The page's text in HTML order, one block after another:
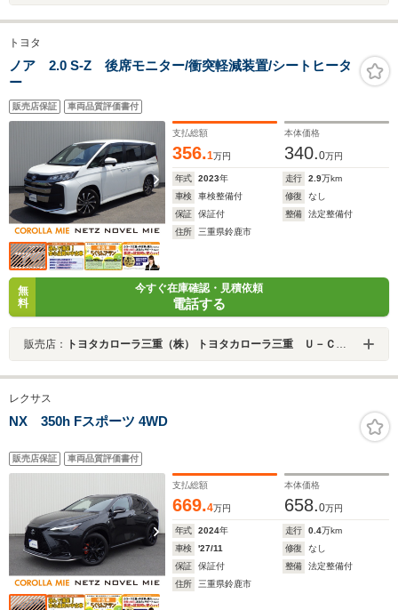
トヨタ
ノア 2.0 S-Z 後席モニター/衝突軽減装置/シートヒータ
ー
販売店保証 車両品質評価書付
支払総額
356.1万円
本体価格
340.0万円
年式 2023年 走行 2.9万km
車検
車検整備付 修復
なし
保証
保証付 整備
法定整備付
住所
三重県鈴鹿市
無
料
今すぐ在庫確認・見積依頼
電話する
販売店： トヨタカローラ三重（株） トヨタカローラ三重 Ｕ－Ｃａｒ鈴鹿店
レクサス
NX 350h Fスポーツ 4WD
販売店保証 車両品質評価書付
支払総額
669.4万円
本体価格
658.0万円
年式 2024年 走行 0.4万km
車検
'27/11 修復
なし
保証
保証付 整備
法定整備付
住所
三重県鈴鹿市